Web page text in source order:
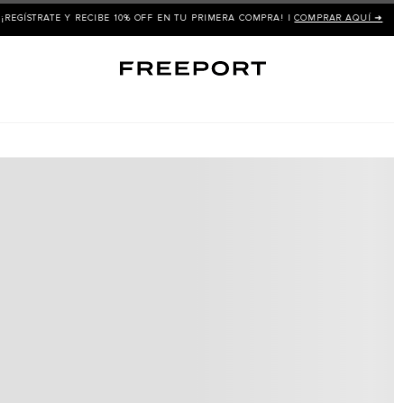
¡REGÍSTRATE Y RECIBE 10% OFF EN TU PRIMERA COMPRA! |COMPRAR AQUÍ ➜